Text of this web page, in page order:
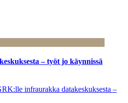
– työt jo käynnissä
infraurakka datakeskuksesta –